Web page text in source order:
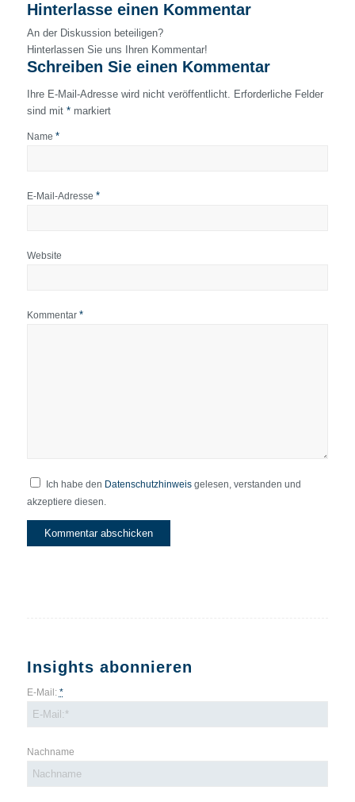
Hinterlasse einen Kommentar
An der Diskussion beteiligen?
Hinterlassen Sie uns Ihren Kommentar!
Schreiben Sie einen Kommentar
Ihre E-Mail-Adresse wird nicht veröffentlicht. Erforderliche Felder
sind mit *markiert
Name *
E-Mail-Adresse *
Website
Kommentar *
Ich habe den Datenschutzhinweisgelesen, verstanden und
akzeptiere diesen.
Insights abonnieren
E-Mail: *
Nachname